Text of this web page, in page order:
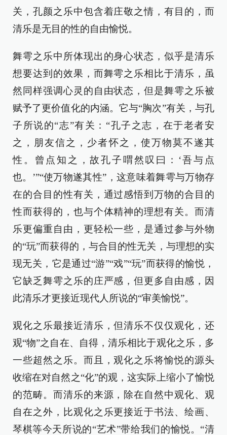
关，孔颜之乐中包含着庄敬之情，有目的，而
清乐是无目的性的自由愉悦。
舞雩之乐中所体现出的身心状态，似乎是清乐
想要达到的效果，而舞雩之乐相比于清乐，虽
然同样强调心灵的自由状态，但是舞雩之乐被
赋予了更价值化的内涵。它与“胸次”有关，与孔
子所说的“志”有关：“孔子之志，在于老者安
之，朋友信之，少者怀之，使万物莫不遂其
性。曾点知之，故孔子喟然叹曰：‘吾与点
也。’”“使万物遂其性”，这意味着舞雩与万物存
在的合目的性有关，通过感悟到万物的合目的
性而获得的，也与个体精神的理想有关。而清
乐更偏重自由，更轻松一些，是通过参与外物
的“玩”而获得的，与合目的性无关，与理想的实
现无关，它是通过“游”“戏”“玩”而获得的愉悦，
它缺乏舞雩之乐的庄严感，但更多自由感，因
此清乐才更接近现代人所说的“审美愉悦”。
观化之乐最接近清乐，但清乐不仅仅观化，还
观“物”之自在、自得，清乐相比于观化之乐，多
一些超然之乐。而且，观化之乐将愉悦的源头
收缩在对自然之“化”的观，这实际上缩小了愉悦
的范畴。而清乐的来源，除在自然中观化、观
自在之外，比观化之乐更接近于书法、绘画、
琴棋等今天所说的“艺术”带给我们的愉悦。“清